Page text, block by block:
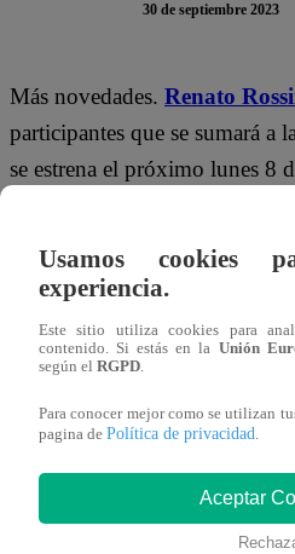
30 de septiembre 2023
Más novedades. Renato
participantes que se sumará a
se estrena el próximo lunes 8
Oriundo deLima
italiana. Actualmente, el
en innumerables
donde hizo su vida, sin
https://twitter.com/
Cabe destacar que la cuarta
Usamos cookies
experiencia.
Este sitio utiliza cookies para
contenido. Si estás en la Unión
según el RGPD.
Para conocer mejor como se utilizan
pagina de Política de privacidad.
Aceptar